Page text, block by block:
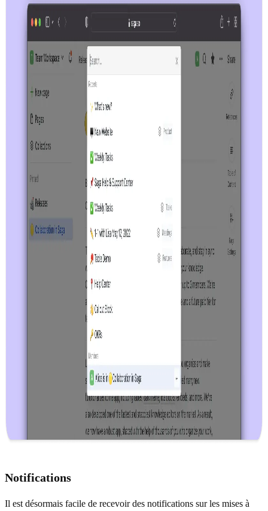
Notifications
Il est désormais facile de recevoir des notifications sur les mises à